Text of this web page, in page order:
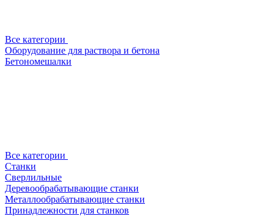
Все категории
Оборудование для раствора и бетона
Бетономешалки
Все категории
Станки
Сверлильные
Деревообрабатывающие станки
Металлообрабатывающие станки
Принадлежности для станков